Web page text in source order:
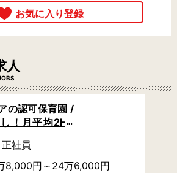
人
の認可保育園 /
！月平均2H /
ゃんと取れま
正社員
8,000円～24万6,000円